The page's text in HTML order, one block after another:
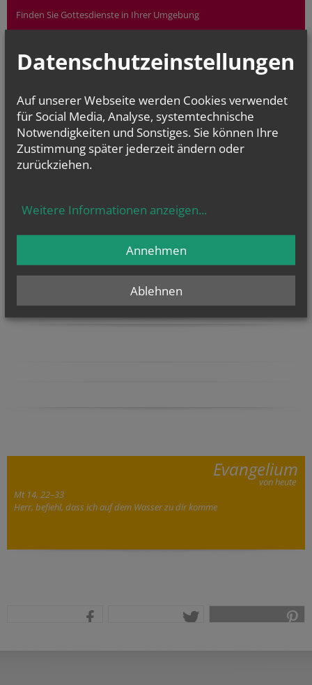
Finden Sie Gottesdienste in Ihrer Umgebung
in der Nähe
TERMINE
Mo.., 10. August 2026 09:00
Zwergerl-Treff im Pfarrhof Gaubitsch
NAMENSTAGE
Hl. Teresia Benedicta vom Kreuz (Edith Stein), Hl. Hathumar,
Hl. Romanus von Rom
Evangelium
von heute
Mt 14, 22–33
Herr, befiehl, dass ich auf dem Wasser zu dir komme
Datenschutzeinstellungen
Auf unserer Webseite werden Cookies verwendet
für Social Media, Analyse, systemtechnische
Notwendigkeiten und Sonstiges. Sie können Ihre
Zustimmung später jederzeit ändern oder
zurückziehen.
Weitere Informationen anzeigen...
Ablehnen
Annehmen